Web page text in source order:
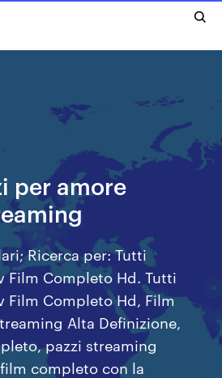
per amore
Ricerca per: Tutti
Film Completo Hd. Tutti
Film Completo Hd, Film
Alta Definizione,
pazzi streaming
completo con la